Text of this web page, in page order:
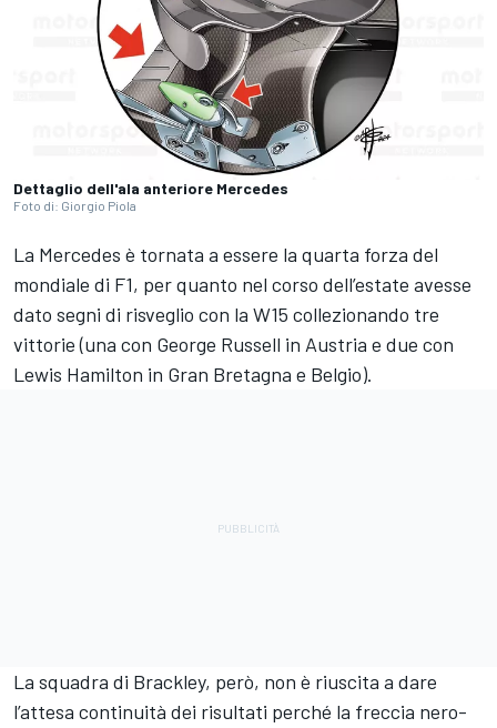
Dettaglio dell'ala anteriore Mercedes
Foto di: Giorgio Piola
La Mercedes è tornata a essere la quarta forza del
mondiale di F1, per quanto nel corso dell’estate avesse
dato segni di risveglio con la W15 collezionando tre
vittorie (una con George Russell in Austria e due con
Lewis Hamilton in Gran Bretagna e Belgio).
La squadra di Brackley, però, non è riuscita a dare
l’attesa continuità dei risultati perché la freccia nero-